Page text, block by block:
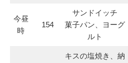
今昼
時
154
サンドイッチ
菓子パン、ヨーグ
ルト
キスの塩焼き、納